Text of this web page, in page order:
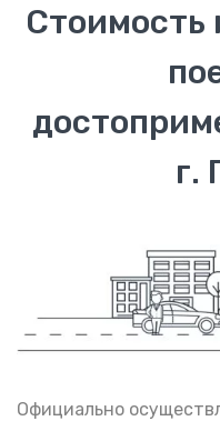
Стоимость
г.
Официально